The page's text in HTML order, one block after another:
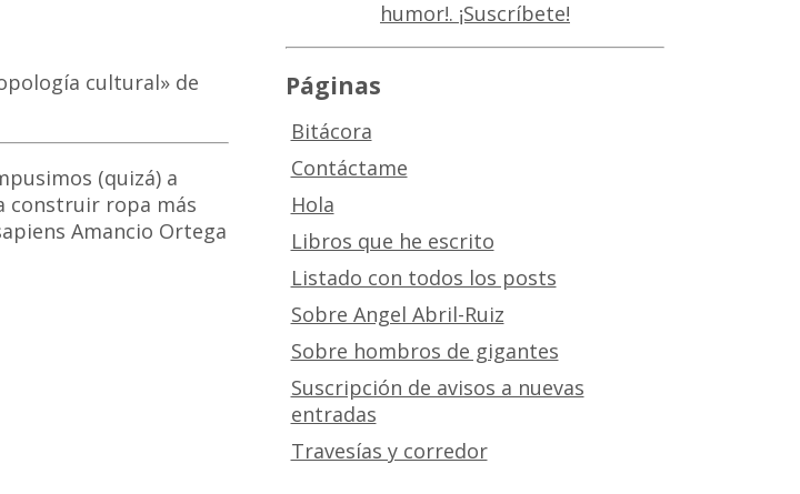
cultural» de
(quizá) a
construir ropa más
Amancio Ortega
Páginas
Bitácora
Contáctame
Hola
Libros que he escrito
Listado con todos los posts
Sobre Angel Abril-Ruiz
Sobre hombros de gigantes
Suscripción de avisos a nuevas
entradas
Travesías y corredor